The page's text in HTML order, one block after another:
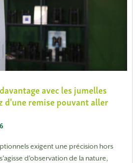
avec les jumelles
d'une remise pouvant aller
exigent une précision hors
d'observation de la nature,